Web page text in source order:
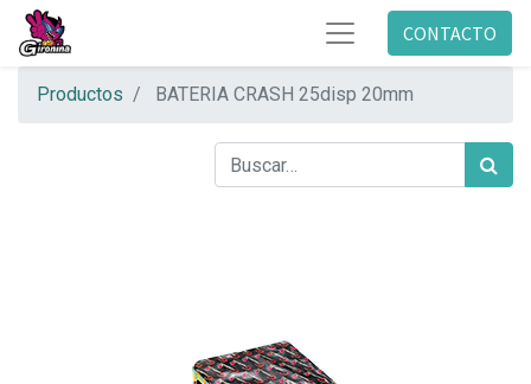
CONTACTO
Productos BATERIA CRASH 25disp 20mm